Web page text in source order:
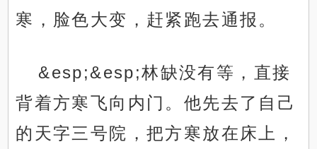
寒，脸色大变，赶紧跑去通报。
&esp;&esp;林缺没有等，直接
背着方寒飞向内门。他先去了自己
的天字三号院，把方寒放在床上，